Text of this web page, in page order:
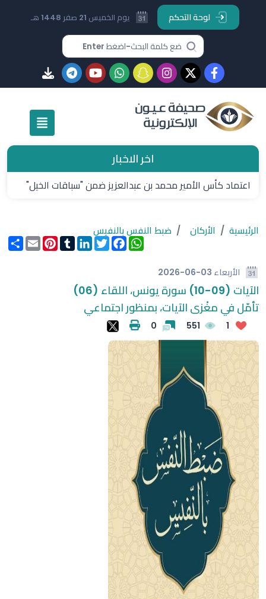
لوحة التحكم يوم الخميس 21 صفر 1448 هـ
اخر الاخبار
اعتماد كأس الأمير محمد بن عبدالعزيز ضمن "سباقات الخيل"
الرئيسية الأركان ضبط النفس بالنفيس
انشرEmail
PinterestTumblrLinkedInTwitter
Facebook
WhatsApp
الأربعاء 2026-06-03
الآيات (09-10) سورة يونس، اللقاء (06)
تأمّل في مغْزى الآيات، بمنظور اجتماعي
1
551
0